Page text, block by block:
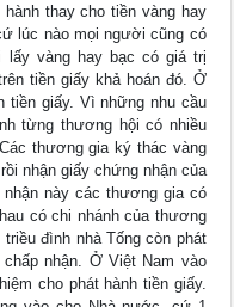
thay cho tiền vàng hay
lúc nào mọi người cũng có
lấy vàng hay bạc có giá trị
tiền giấy khả hoán đó. Ở
tiền giấy. Vì những nhu cầu
từng thương hội có nhiều
thương gia ký thác vàng
nhận giấy chứng nhận của
này các thương gia có
có chi nhánh của thương
đình nhà Tống còn phát
nhận. Ở Việt Nam vào
cho phát hành tiền giấy.